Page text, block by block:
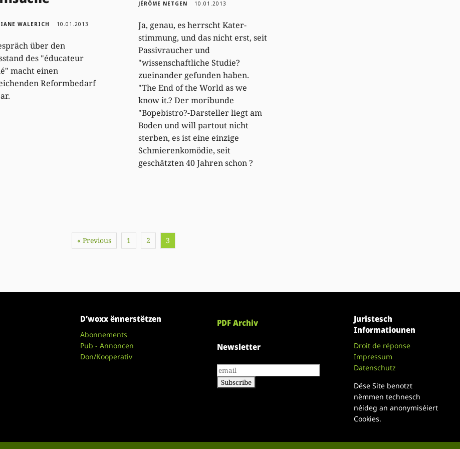
WALERICH 10.01.2013
über den
des "éducateur
macht einen
Reformbedarf
JÉRÔME NETGEN 10.01.2013
Ja, genau, es herrscht Kater-
stimmung, und das nicht erst, seit
Passivraucher und
"wissenschaftliche Studie?
zueinander gefunden haben.
"The End of the World as we
know it.? Der moribunde
"Bopebistro?-Darsteller liegt am
Boden und will partout nicht
sterben, es ist eine einzige
Schmierenkomödie, seit
geschätzten 40 Jahren schon ?
« Previous 1 2 3
D’woxx ënnerstëtzen
Abonnements
Pub - Annoncen
Don/Kooperativ
PDF Archiv
Newsletter
Juristesch
Informatiounen
Droit de réponse
Impressum
Datenschutz
Dëse Site benotzt
nëmmen technesch
néideg an anonymiséiert
Cookies.